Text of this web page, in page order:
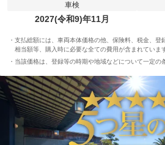
車検
2027(令和9)年11月
支払総額には、車両本体価格の他、保険料、税金、登
相当額等、購入時に必要な全ての費用が含まれていま
当該価格は、登録等の時期や地域などについて一定の